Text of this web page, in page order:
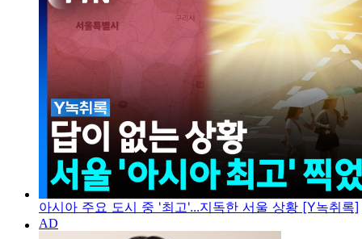
아시아 주요 도시 중 '최고'...지독한 서울 상황 [Y녹취록]